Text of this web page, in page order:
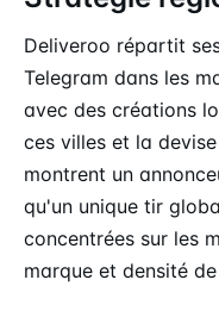
Deliveroo répartit
Telegram dans les
avec des créations
ces villes et la
montrent un
qu'un unique tir
concentrées sur les
marque et densité